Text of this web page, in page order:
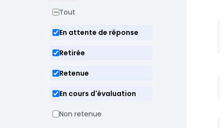
Tout
En attente de réponse
Retirée
Retenue
En cours d'évaluation
Non retenue